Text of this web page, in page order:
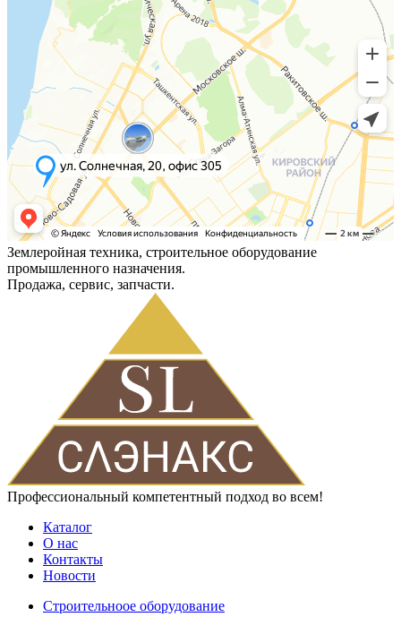
Землеройная техника, строительное оборудование
промышленного назначения.
Продажа, сервис, запчасти.
Профессиональный компетентный подход во всем!
Каталог
О нас
Контакты
Новости
Строительноое оборудование